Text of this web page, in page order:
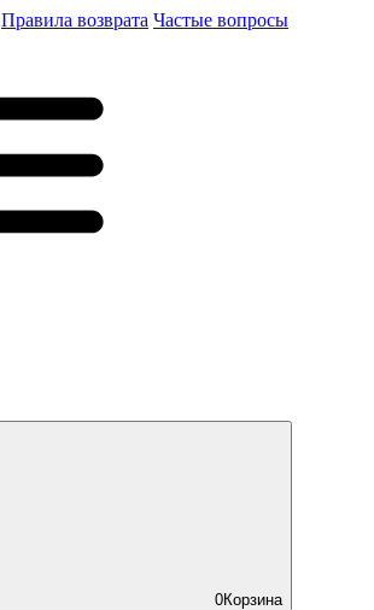
Правила возврата Частые вопросы
0Корзина